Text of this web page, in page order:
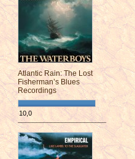
Atlantic Rain: The Lost
Fisherman’s Blues
Recordings
10,0
¯¯¯¯¯¯¯¯¯¯¯¯¯¯¯¯¯¯¯¯¯¯¯¯